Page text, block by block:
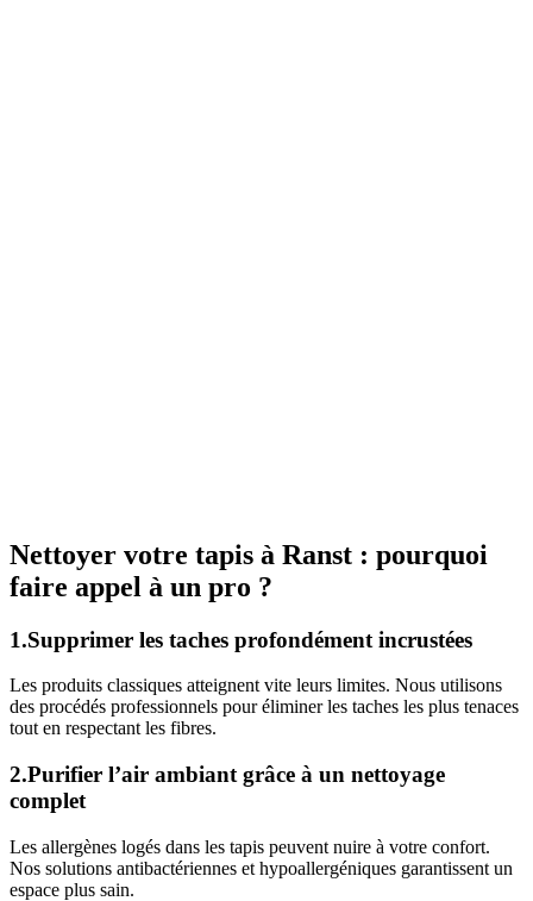
Nettoyer votre tapis à Ranst : pourquoi
faire appel à un pro ?
1.Supprimer les taches profondément incrustées
Les produits classiques atteignent vite leurs limites. Nous utilisons
des procédés professionnels pour éliminer les taches les plus tenaces
tout en respectant les fibres.
2.Purifier l’air ambiant grâce à un nettoyage
complet
Les allergènes logés dans les tapis peuvent nuire à votre confort.
Nos solutions antibactériennes et hypoallergéniques garantissent un
espace plus sain.